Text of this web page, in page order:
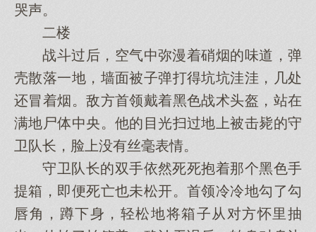
哭声。
二楼
战斗过后，空气中弥漫着硝烟的味道，弹
壳散落一地，墙面被子弹打得坑坑洼洼，几处
还冒着烟。敌方首领戴着黑色战术头盔，站在
满地尸体中央。他的目光扫过地上被击毙的守
卫队长，脸上没有丝毫表情。
守卫队长的双手依然死死抱着那个黑色手
提箱，即便死亡也未松开。首领冷冷地勾了勾
唇角，蹲下身，轻松地将箱子从对方怀里抽